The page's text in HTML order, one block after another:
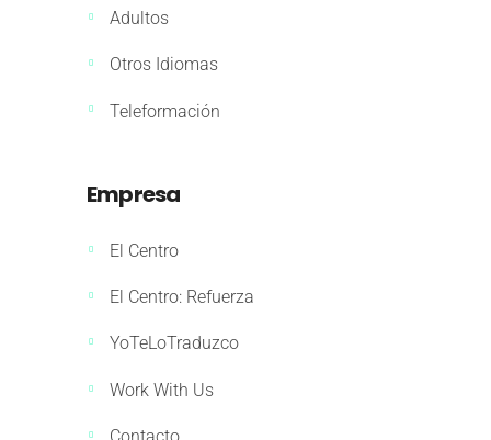
Adultos
Otros Idiomas
Teleformación
Empresa
El Centro
El Centro: Refuerza
YoTeLoTraduzco
Work With Us